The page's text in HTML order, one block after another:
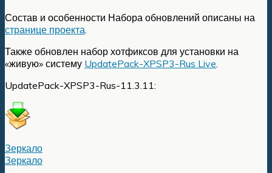
Состав и особенности Набора обновлений описаны на
странице проекта
Также обновлен набор хотфиксов для установки на
«живую» систему UpdatePack-XPSP3-Rus Live
UpdatePack-XPSP3-Rus-11.3.11:
Зеркало
Зеркало